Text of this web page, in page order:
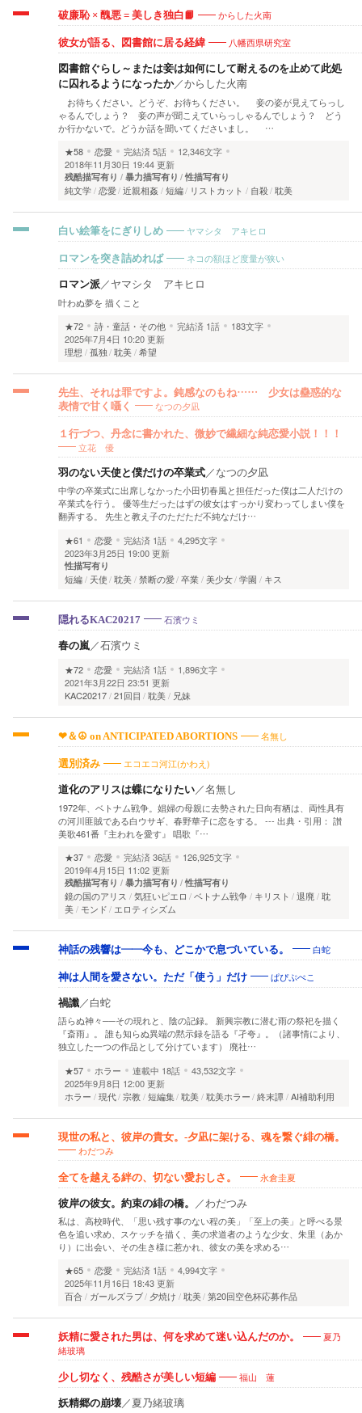
破廉恥 × 醜悪 = 美しき独白📙 からした火南
彼女が語る、図書館に居る経緯 八幡西県研究室
図書館ぐらし～または妾は如何にして耐えるのを止めて此処
に囚れるようになったか／からした火南
お待ちください。どうぞ、お待ちください。 妾の姿が見えてらっし
ゃるんでしょう？ 妾の声が聞こえていらっしゃるんでしょう？ どう
か行かないで。どうか話を聞いてくださいまし。 …
★58
恋愛 完結済5話
12,346文字
2018年11月30日 19:44 更新
残酷描写有り 暴力描写有り 性描写有り
純文学 恋愛 近親相姦 短編 リストカット 自殺 耽美
白い絵筆をにぎりしめ ヤマシタ アキヒロ
ロマンを突き詰めれば ネコの額ほど度量が狭い
ロマン派／ヤマシタ アキヒロ
叶わぬ夢を 描くこと
★72
詩・童話・その他 完結済 1話
183文字
2025年7月4日 10:20 更新
理想
孤独 耽美 希望
先生、それは罪ですよ。鈍感なのもね…… 少女は蠱惑的な
表情で甘く囁く
なつの夕凪
１行づつ、丹念に書かれた、微妙で繊細な純恋愛小説！！！
立花 優
羽のない天使と僕だけの卒業式／なつの夕凪
中学の卒業式に出席しなかった小田切春風と担任だった僕は二人だけの
卒業式を行う。 優等生だったはずの彼女はすっかり変わってしまい僕を
翻弄する。 先生と教え子のただただ不純なだけ…
★61
恋愛 完結済 1話
4,295文字
2023年3月25日 19:00 更新
性描写有り
短編 天使 耽美 禁断の愛 卒業 美少女 学園 キス
隠れるKAC20217 石濱ウミ
春の嵐／石濱ウミ
★72 恋愛 完結済 1話
1,896文字
2021年3月22日 23:51 更新
KAC20217 21回目 耽美 兄妹
❤＆☮ on ANTICIPATED ABORTIONS 名無し
選別済み エコエコ河江(かわえ)
道化のアリスは蝶になりたい／名無し
1972年、ベトナム戦争。娼婦の母親に去勢された日向有栖は、両性具有
の河川匪賊である白ウサギ、春野華子に恋をする。 --- 出典・引用： 讃
美歌461番『主われを愛す』 唱歌『…
★37
恋愛 完結済36話
126,925文字
2019年4月15日 11:02 更新
残酷描写有り 暴力描写有り 性描写有り
鏡の国のアリス 気狂いピエロ ベトナム戦争 キリスト 退廃 耽
美
モンド エロティシズム
神話の残響は——今も、どこかで息づいている。 白蛇
神は人間を愛さない。ただ「使う」だけ ぱぴぷぺこ
禍讖／白蛇
語らぬ神々──その現れと、陰の記録。 新興宗教に潜む雨の祭祀を描く
『斎雨』。 誰も知らぬ異端の黙示録を語る『孑夸』。（諸事情により、
独立した一つの作品として分けています） 廃社…
★57
ホラー 連載中 18話
43,532文字
2025年9月8日 12:00 更新
ホラー
現代 宗教 短編集 耽美 耽美ホラー 終末譚 AI補助利用
現世の私と、彼岸の貴女。-夕凪に架ける、魂を繋ぐ緋の橋。
わだつみ
全てを越える絆の、切ない愛おしさ。 永倉圭夏
彼岸の彼女。約束の緋の橋。 ／わだつみ
私は、高校時代、「思い残す事のない程の美」「至上の美」と呼べる景
色を追い求め、スケッチを描く、美の求道者のような少女、朱里（あか
り）に出会い、その生き様に惹かれ、彼女の美を求める…
★65
恋愛 完結済 1話
4,994文字
2025年11月16日 18:43 更新
百合
ガールズラブ 夕焼け 耽美 第20回空色杯応募作品
妖精に愛された男は、何を求めて迷い込んだのか。
夏乃
緒玻璃
少し切なく、残酷さが美しい短編 福山 蓮
妖精郷の崩壊／夏乃緒玻璃